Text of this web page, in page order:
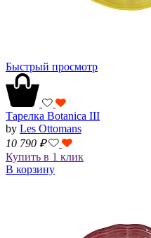
Быстрый просмотр
Тарелка Botanica III
by Les Ottomans
10 790 ₽
Купить в 1 клик
В корзину